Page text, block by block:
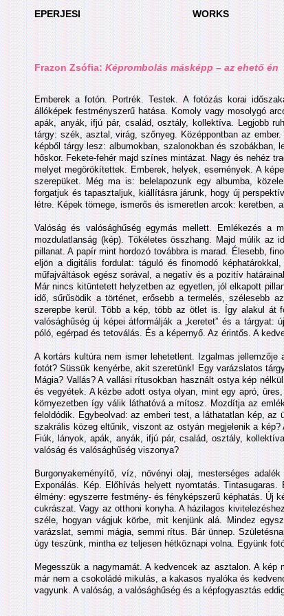
EPERJESI WORKS
Frazon Zsófia: Képrombolás másképp – az ehető én
Emberek a fotón. Portrék. Testek. A fotózás korai
állóképek festményszerű hatása. Komoly vagy mosolygó
apák, anyák, ifjú pár, család, osztály, kollektíva. Legjobb
tárgy: szék, asztal, virág, szőnyeg. Középpontban az
képből tárgy lesz: albumokban, szalonokban és szobákban,
hőskor. Fekete-fehér majd színes mintázat. Nagy és nehéz
melyet megörökítettek. Emberek, helyek, események. A
szerepüket. Még ma is: belelapozunk egy albumba,
forgatjuk és tapasztaljuk, kiállításra járunk, hogy új
létre. Képek tömege, ismerős és ismeretlen arcok: keretben,
Valóság és valósághűség egymás mellett. Emlékezés a
mozdulatlanság (kép). Tökéletes összhang. Majd múlik
pillanat. A papír mint hordozó továbbra is marad. Élesebb,
eljön a digitális fordulat: táguló és finomodó
műfajváltások egész sorával, a negatív és a pozitív
Már nincs kitüntetett helyzetben az egyetlen, jól elkapott
idő, sűrűsödik a történet, erősebb a termelés, szélesebb
szerepbe kerül. Több a kép, több az ötlet is. Így alakul át
valósághűség új képei átformálják a „keretet” és a
póló, egérpad és tetoválás. És a képernyő. Az érintős. A
A kortárs kultúra nem ismer lehetetlent. Izgalmas
fotót? Süssük kenyérbe, akit szeretünk! Egy varázslatos
Mágia? Vallás? A vallási rítusokban használt ostya kép
és vegyétek. A kézbe adott ostya olyan, mint egy apró,
környezetben így válik láthatóvá a mítosz. Mozdítja az
feloldódik. Egybeolvad: az emberi test, a láthatatlan kép,
szakrális közeg eltűnik, viszont az ostyán megjelenik a
Fiúk, lányok, apák, anyák, ifjú pár, család, osztály,
valóság és valósághűség viszonya?
Burgonyakeményítő, víz, növényi olaj, mesterséges
Exponálás. Kép. Előhívás helyett nyomtatás.
élmény: egyszerre festmény- és fényképszerű képhatás. Új
cukrászat. Vagy az otthoni konyha. A házilagos
széle, hogyan vágjuk körbe, mit kenjünk alá. Mindez
varázslat, semmi mágia, semmi rítus. Bár ünnep.
úgy teszünk, mintha ez teljesen hétköznapi volna. Együnk
Megesszük a nagymamát. A kedvencek az asztalon. A
már nem a csokoládé mikulás, a kakasos nyalóka és
vagyunk. A valóság, a valósághűség és a képfogyasztás